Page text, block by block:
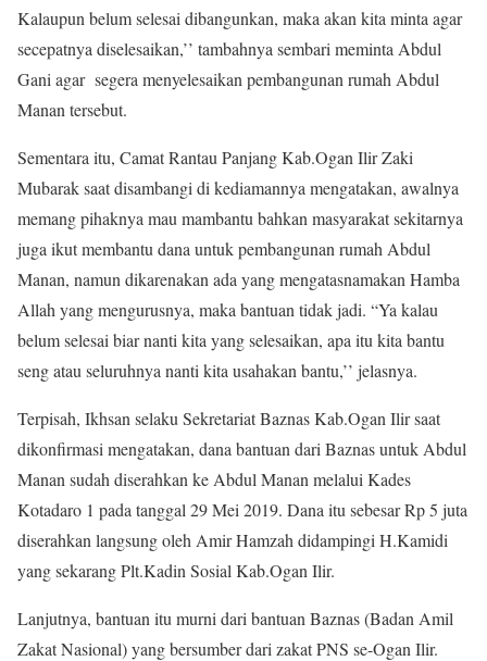
Kalaupun belum selesai dibangunkan, maka akan kita minta agar
secepatnya diselesaikan,’’ tambahnya sembari meminta Abdul
Gani agar segera menyelesaikan pembangunan rumah Abdul
Manan tersebut.
Sementara itu, Camat Rantau Panjang Kab.Ogan Ilir Zaki
Mubarak saat disambangi di kediamannya mengatakan, awalnya
memang pihaknya mau mambantu bahkan masyarakat sekitarnya
juga ikut membantu dana untuk pembangunan rumah Abdul
Manan, namun dikarenakan ada yang mengatasnamakan Hamba
Allah yang mengurusnya, maka bantuan tidak jadi. “Ya kalau
belum selesai biar nanti kita yang selesaikan, apa itu kita bantu
seng atau seluruhnya nanti kita usahakan bantu,’’ jelasnya.
Terpisah, Ikhsan selaku Sekretariat Baznas Kab.Ogan Ilir saat
dikonfirmasi mengatakan, dana bantuan dari Baznas untuk Abdul
Manan sudah diserahkan ke Abdul Manan melalui Kades
Kotadaro 1 pada tanggal 29 Mei 2019. Dana itu sebesar Rp 5 juta
diserahkan langsung oleh Amir Hamzah didampingi H.Kamidi
yang sekarang Plt.Kadin Sosial Kab.Ogan Ilir.
Lanjutnya, bantuan itu murni dari bantuan Baznas (Badan Amil
Zakat Nasional) yang bersumber dari zakat PNS se-Ogan Ilir.